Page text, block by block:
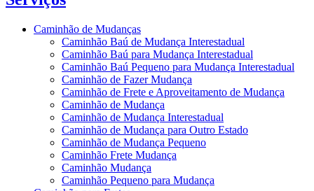
Caminhão de Mudanças
Caminhão Baú de Mudança Interestadual
Caminhão Baú para Mudança Interestadual
Caminhão Baú Pequeno para Mudança Interestadual
Caminhão de Fazer Mudança
Caminhão de Frete e Aproveitamento de Mudança
Caminhão de Mudança
Caminhão de Mudança Interestadual
Caminhão de Mudança para Outro Estado
Caminhão de Mudança Pequeno
Caminhão Frete Mudança
Caminhão Mudança
Caminhão Pequeno para Mudança